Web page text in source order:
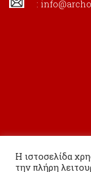
:
Η ιστοσελίδα
την πλήρη